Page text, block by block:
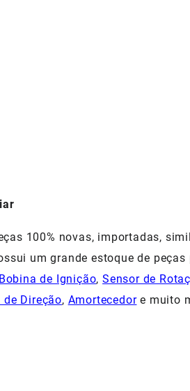
100% novas, importadas,
um grande estoque de peças
Bobina de Ignição,Sensor de
de Direção, Amortecedore muito